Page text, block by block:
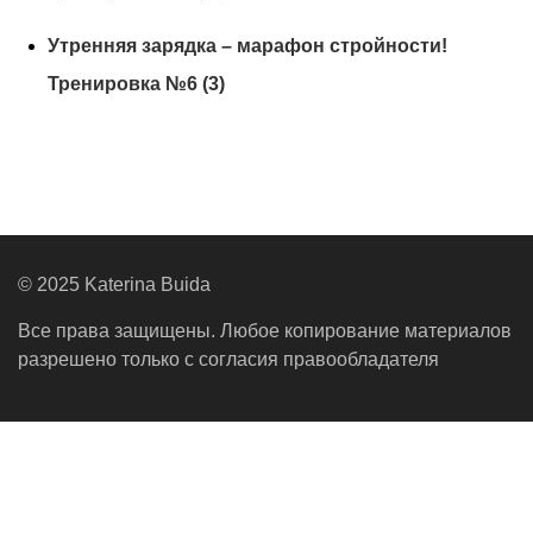
Утренняя зарядка – марафон стройности!
Тренировка №6 (3)
© 2025 Katerina Buida
Все права защищены. Любое копирование материалов
разрешено только с согласия правообладателя